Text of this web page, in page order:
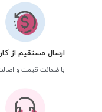
ارسال مستقیم از
با ضمانت قیمت و